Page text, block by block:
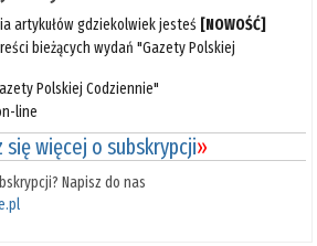
artykułów gdziekolwiek jesteś [NOWOŚĆ]
bieżących wydań "Gazety Polskiej
Polskiej Codziennie"
line
się więcej o subskrypcji»
Napisz do nas